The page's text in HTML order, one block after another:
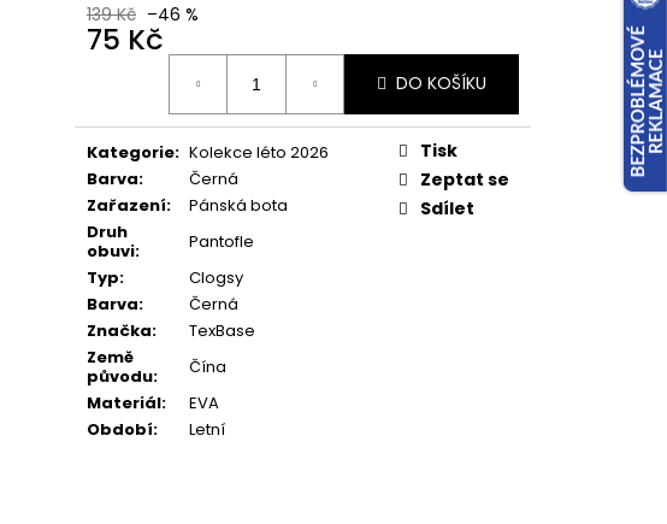
139 Kč –46 %
75 Kč
DO KOŠÍKU
Kategorie: Kolekce léto 2026
Barva:
Černá
Zařazení:
Pánská bota
Druh
obuvi:
Pantofle
Typ:
Clogsy
Barva:
Černá
Značka:
TexBase
Země
původu:
Čína
Materiál:
EVA
Období: Letní
Tisk
Zeptat se
Sdílet